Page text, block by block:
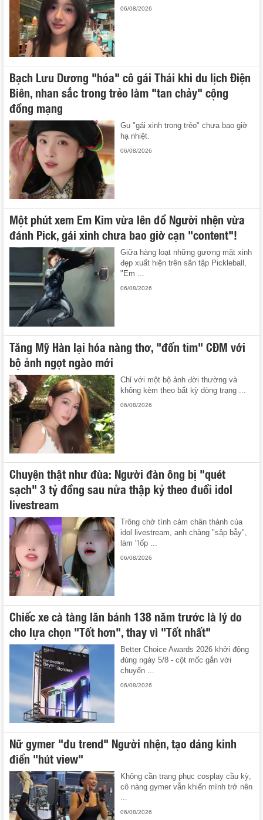
06/08/2026
Bạch Lưu Dương "hóa" cô gái Thái khi du lịch Điện
Biên, nhan sắc trong trẻo làm "tan chảy" cộng
đồng mạng
Gu "gái xinh trong trẻo" chưa bao giờ
hạ nhiệt.
06/08/2026
Một phút xem Em Kim vừa lên đồ Người nhện vừa
đánh Pick, gái xinh chưa bao giờ cạn "content"!
Giữa hàng loạt những gương mặt xinh
đẹp xuất hiện trên sân tập Pickleball,
"Em ...
06/08/2026
Tăng Mỹ Hàn lại hóa nàng thơ, "đốn tim" CĐM với
bộ ảnh ngọt ngào mới
Chỉ với một bộ ảnh đời thường và
không kèm theo bất kỳ dòng trạng ...
06/08/2026
Chuyện thật như đùa: Người đàn ông bị "quét
sạch" 3 tỷ đồng sau nửa thập kỷ theo đuổi idol
livestream
Trông chờ tình cảm chân thành của
idol livestream, anh chàng "sập bẫy",
làm "lốp ...
06/08/2026
Chiếc xe cà tàng lăn bánh 138 năm trước là lý do
cho lựa chọn "Tốt hơn", thay vì "Tốt nhất"
Better Choice Awards 2026 khởi động
đúng ngày 5/8 - cột mốc gắn với
chuyến ...
06/08/2026
Nữ gymer "đu trend" Người nhện, tạo dáng kinh
điển "hút view"
Không cần trang phục cosplay cầu kỳ,
cô nàng gymer vẫn khiến mình trở nên
06/08/2026